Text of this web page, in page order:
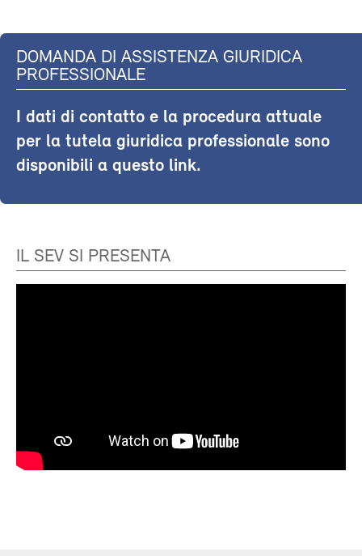
DOMANDA DI ASSISTENZA GIURIDICA
PROFESSIONALE
I dati di contatto e la procedura attuale
per la tutela giuridica professionale sono
disponibili a questo link.
IL SEV SI PRESENTA